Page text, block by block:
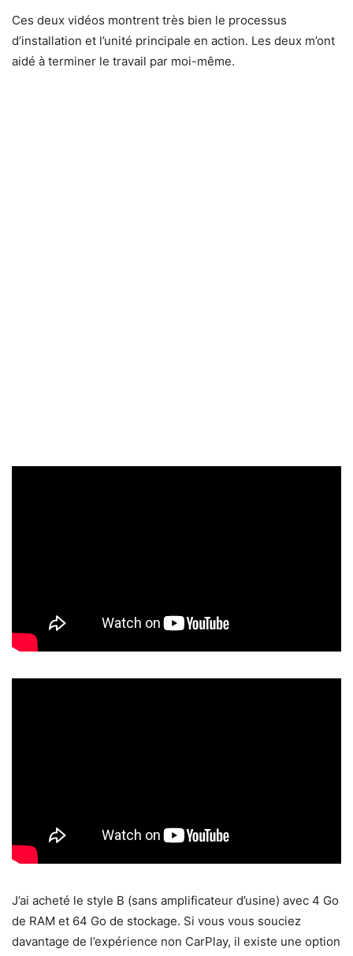
Ces deux vidéos montrent très bien le processus
d’installation et l’unité principale en action. Les deux m’ont
aidé à terminer le travail par moi-même.
J’ai acheté le style B (sans amplificateur d’usine) avec 4 Go
de RAM et 64 Go de stockage. Si vous vous souciez
davantage de l’expérience non CarPlay, il existe une option